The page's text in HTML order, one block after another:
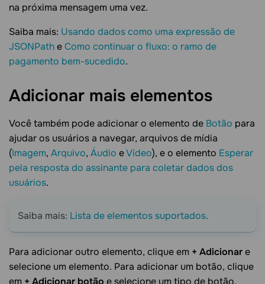
na próxima mensagem uma vez.
Saiba mais: Usando dados como uma expressão de
JSONPatheComo continuar o fluxo: o ramo de
pagamento bem-sucedido.
Adicionar mais elementos
Você também pode adicionar o elemento de Botão para
ajudar os usuários a navegar, arquivos de mídia
(Imagem, Arquivo, Áudio eVídeo), e o elemento Esperar
pela resposta do assinante para coletar dados dos
usuários.
Saiba mais: Lista de elementos suportados.
Para adicionar outro elemento, clique em + Adicionare
selecione um elemento. Para adicionar um botão, clique